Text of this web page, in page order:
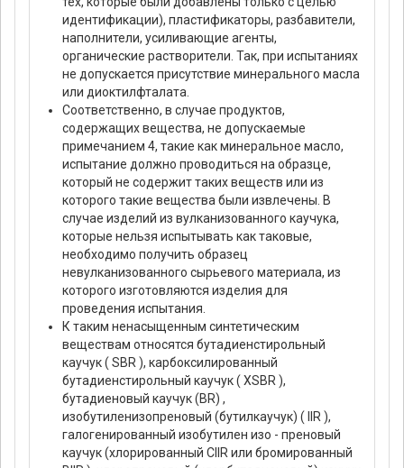
идентификации), пластификаторы, разбавители,
наполнители, усиливающие агенты,
органические растворители. Так, при испытаниях
не допускается присутствие минерального масла
или диоктилфталата.
Соответственно, в случае продуктов,
содержащих вещества, не допускаемые
примечанием 4, такие как минеральное масло,
испытание должно проводиться на образце,
который не содержит таких веществ или из
которого такие вещества были извлечены. В
случае изделий из вулканизованного каучука,
которые нельзя испытывать как таковые,
необходимо получить образец
невулканизованного сырьевого материала, из
которого изготовляются изделия для
проведения испытания.
К таким ненасыщенным синтетическим
веществам относятся бутадиенстирольный
каучук ( SBR ), карбоксилированный
бутадиенстирольный каучук ( XSBR ),
бутадиеновый каучук (BR) ,
изобутиленизопреновый (бутилкаучук) ( IIR ),
галогенированный изобутилен изо - преновый
каучук (хлорированный CIIR или бромированный